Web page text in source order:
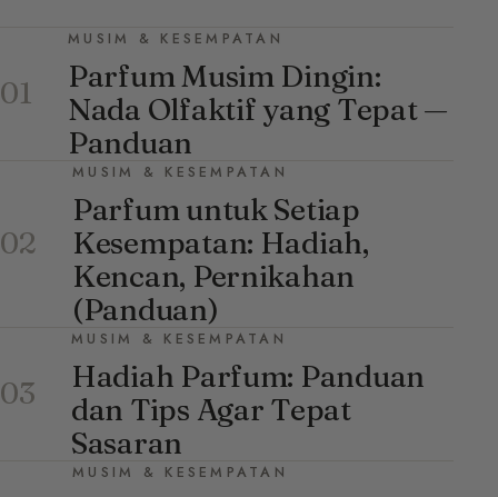
01
MUSIM & KESEMPATAN
Parfum Musim Dingin:
Nada Olfaktif yang Tepat —
Panduan
02
MUSIM & KESEMPATAN
Parfum untuk Setiap
Kesempatan: Hadiah,
Kencan, Pernikahan
(Panduan)
03
MUSIM & KESEMPATAN
Hadiah Parfum: Panduan
dan Tips Agar Tepat
Sasaran
MUSIM & KESEMPATAN